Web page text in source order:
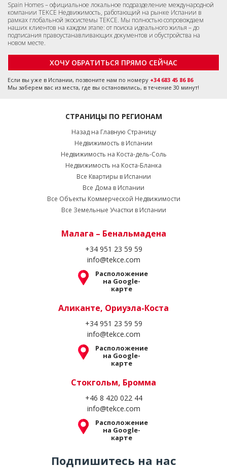
Spain Homes – официальное локальное подразделение международной
компании TEKCE Недвижимость, работающий на рынке Испании в
рамках глобальной экосистемы TEKCE. Мы полностью сопровождаем
наших клиентов на каждом этапе: от поиска идеального жилья – до
подписания правоустанавливающих документов и обустройства на
новом месте.
ХОЧУ ОБРАТИТЬСЯ ПРЯМО СЕЙЧАС
Если вы уже в Испании, позвоните нам по номеру +34 683 45 86 86
Мы заберем вас из места, где вы остановились, в течение 30 минут!
СТРАНИЦЫ ПО РЕГИОНАМ
Назад на Главную Страницу
Недвижимость в Испании
Недвижимость на Коста-дель-Соль
Недвижимость на Коста-Бланка
Все Квартиры в Испании
Все Дома в Испании
Все Объекты Коммерческой Недвижимости
Все Земельные Участки в Испании
Малага – Бенальмадена
+34 951 23 59 59
info@tekce.com
Расположение
на Google-
карте
Аликанте, Ориуэла-Коста
+34 951 23 59 59
info@tekce.com
Расположение
на Google-
карте
Стокгольм, Бромма
+46 8 420 022 44
info@tekce.com
Расположение
на Google-
карте
Подпишитесь на нас